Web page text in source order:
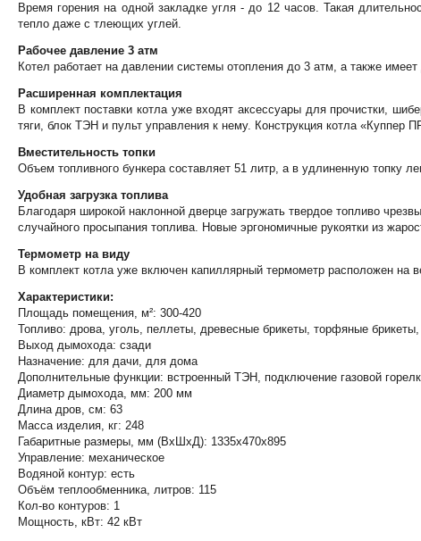
Время горения на одной закладке угля - до 12 часов. Такая
тепло даже с тлеющих углей.
Рабочее давление 3 атм
Котел работает на давлении системы отопления до 3 атм, а также
Расширенная комплектация
В комплект поставки котла уже входят аксессуары для прочистки,
тяги, блок ТЭН и пульт управления к нему. Конструкция котла
Вместительность топки
Объем топливного бункера составляет 51 литр, а в удлиненную топку
Удобная загрузка топлива
Благодаря широкой наклонной дверце загружать твердое топливо
случайного просыпания топлива. Новые эргономичные рукоятки из
Термометр на виду
В комплект котла уже включен капиллярный термометр расположен на
Характеристики:
Площадь помещения, м²: 300-420
Топливо: дрова, уголь, пеллеты, древесные брикеты, торфяные
Выход дымохода: сзади
Назначение: для дачи, для дома
Дополнительные функции: встроенный ТЭН, подключение газовой
Диаметр дымохода, мм: 200 мм
Длина дров, см: 63
Масса изделия, кг: 248
Габаритные размеры, мм (ВхШхД): 1335х470х895
Управление: механическое
Водяной контур: есть
Объём теплообменника, литров: 115
Кол-во контуров: 1
Мощность, кВт: 42 кВт